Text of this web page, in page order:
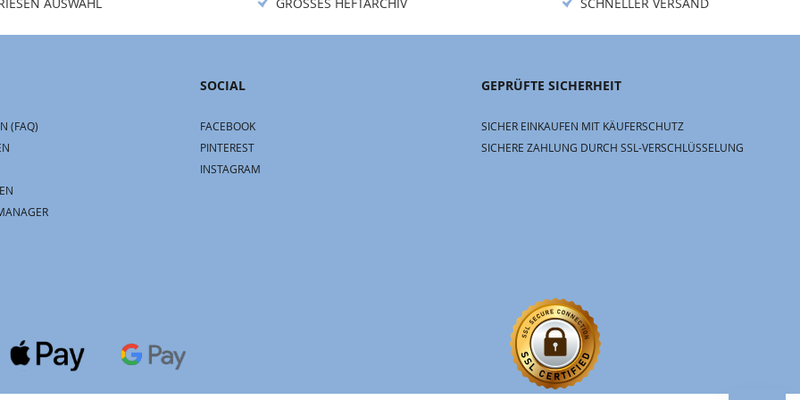
AUSWAHL GROSSES HEFTARCHIV SCHNELLER VERSAND
(FAQ)
SOCIAL
FACEBOOK
PINTEREST
INSTAGRAM
GEPRÜFTE SICHERHEIT
SICHER EINKAUFEN MIT KÄUFERSCHUTZ
SICHERE ZAHLUNG DURCH SSL-VERSCHLÜSSELUNG